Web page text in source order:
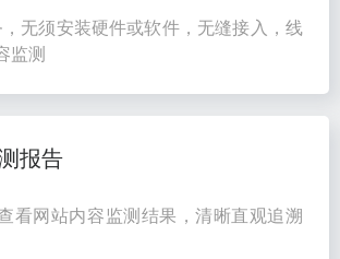
无须安装硬件或软件，无缝接入，线
监测
报告
看网站内容监测结果，清晰直观追溯